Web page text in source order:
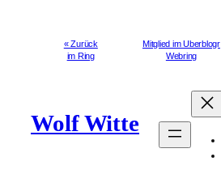
« Zurück
im Ring
Mitglied im Uberblogr
Webring
Wolf Witte